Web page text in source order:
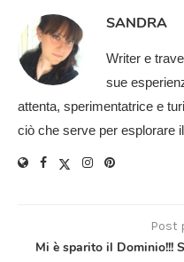
SANDRA
Writer e
sue
attenta, sperimentatrice e
ciò che serve per esplorare
Post
Mi è sparito il Dominio!!!